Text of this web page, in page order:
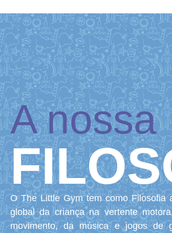
A nossa
O The Little Gym tem como Filosofia
global da criança na vertente
movimento, da música e jogos de